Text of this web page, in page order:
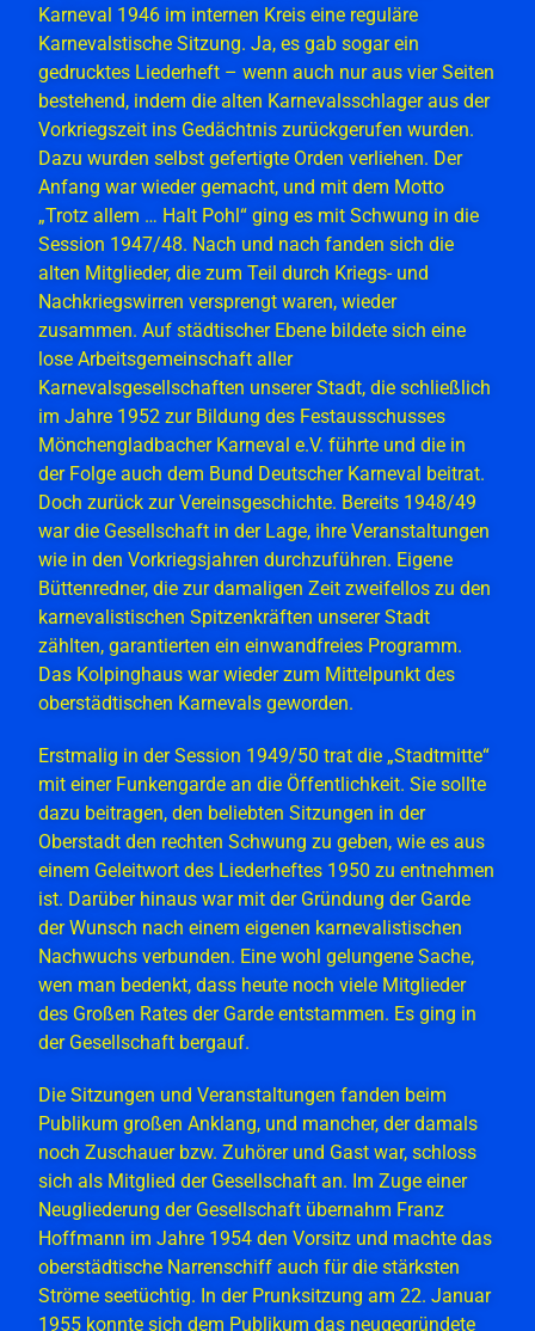
Karneval 1946 im internen Kreis eine reguläre
Karnevalstische Sitzung. Ja, es gab sogar ein
gedrucktes Liederheft – wenn auch nur aus vier Seiten
bestehend, indem die alten Karnevalsschlager aus der
Vorkriegszeit ins Gedächtnis zurückgerufen wurden.
Dazu wurden selbst gefertigte Orden verliehen. Der
Anfang war wieder gemacht, und mit dem Motto
„Trotz allem … Halt Pohl“ ging es mit Schwung in die
Session 1947/48. Nach und nach fanden sich die
alten Mitglieder, die zum Teil durch Kriegs- und
Nachkriegswirren versprengt waren, wieder
zusammen. Auf städtischer Ebene bildete sich eine
lose Arbeitsgemeinschaft aller
Karnevalsgesellschaften unserer Stadt, die schließlich
im Jahre 1952 zur Bildung des Festausschusses
Mönchengladbacher Karneval e.V. führte und die in
der Folge auch dem Bund Deutscher Karneval beitrat.
Doch zurück zur Vereinsgeschichte. Bereits 1948/49
war die Gesellschaft in der Lage, ihre Veranstaltungen
wie in den Vorkriegsjahren durchzuführen. Eigene
Büttenredner, die zur damaligen Zeit zweifellos zu den
karnevalistischen Spitzenkräften unserer Stadt
zählten, garantierten ein einwandfreies Programm.
Das Kolpinghaus war wieder zum Mittelpunkt des
oberstädtischen Karnevals geworden.
Erstmalig in der Session 1949/50 trat die „Stadtmitte“
mit einer Funkengarde an die Öffentlichkeit. Sie sollte
dazu beitragen, den beliebten Sitzungen in der
Oberstadt den rechten Schwung zu geben, wie es aus
einem Geleitwort des Liederheftes 1950 zu entnehmen
ist. Darüber hinaus war mit der Gründung der Garde
der Wunsch nach einem eigenen karnevalistischen
Nachwuchs verbunden. Eine wohl gelungene Sache,
wen man bedenkt, dass heute noch viele Mitglieder
des Großen Rates der Garde entstammen. Es ging in
der Gesellschaft bergauf.
Die Sitzungen und Veranstaltungen fanden beim
Publikum großen Anklang, und mancher, der damals
noch Zuschauer bzw. Zuhörer und Gast war, schloss
sich als Mitglied der Gesellschaft an. Im Zuge einer
Neugliederung der Gesellschaft übernahm Franz
Hoffmann im Jahre 1954 den Vorsitz und machte das
oberstädtische Narrenschiff auch für die stärksten
Ströme seetüchtig. In der Prunksitzung am 22. Januar
1955 konnte sich dem Publikum das neugegründete